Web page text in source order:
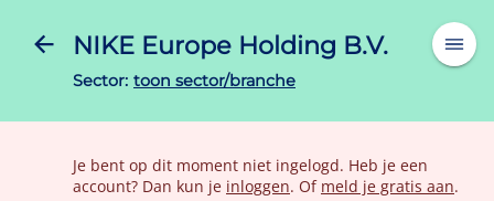
NIKE Europe Holding B.V.
Sector: toon sector/branche
Je bent op dit moment niet ingelogd. Heb je een
account? Dan kun je inloggen. Of meld je gratis aan.